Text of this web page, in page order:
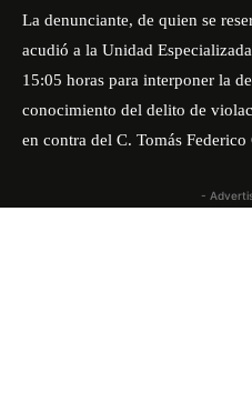
La denunciante, de quien se
acudió a la Unidad
15:05 horas para interponer la
conocimiento del delito de
en contra del C. Tomás Federico
-